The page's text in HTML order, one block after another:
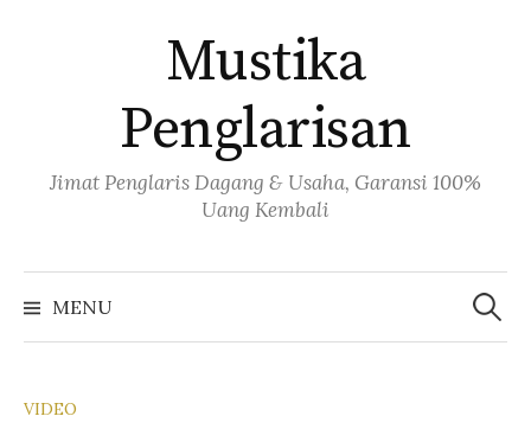
Mustika
Penglarisan
Jimat Penglaris Dagang & Usaha, Garansi 100%
Uang Kembali
MENU
Cari
untuk:
VIDEO